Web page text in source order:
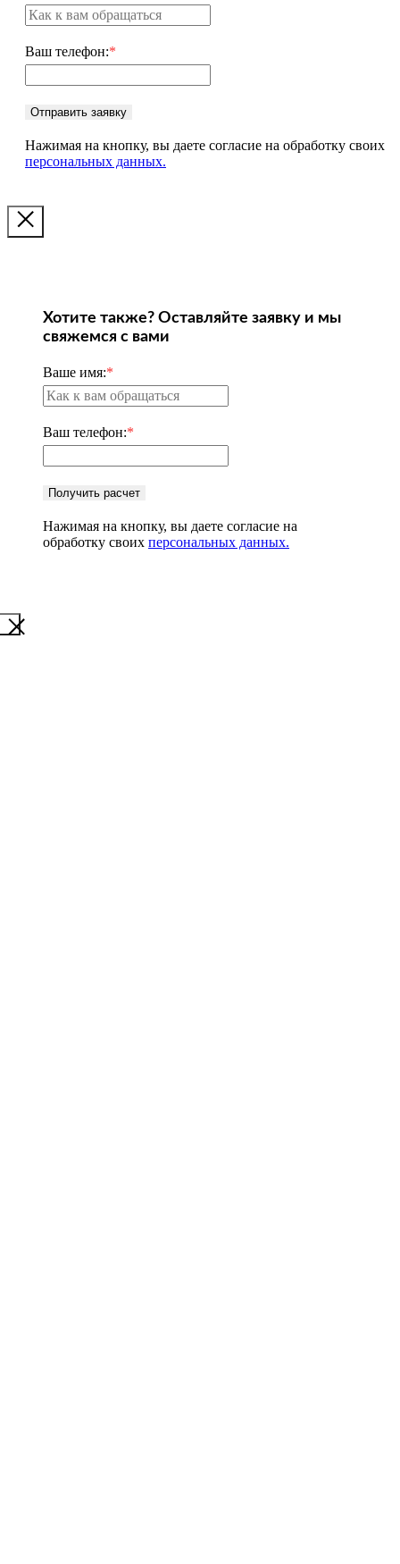
Ваш телефон:*
Отправить заявку
Нажимая на кнопку, вы даете согласие на обработку своих
персональных данных.
Хотите также? Оставляйте заявку и мы
свяжемся с вами
Ваше имя:*
Ваш телефон:*
Получить расчет
Нажимая на кнопку, вы даете согласие на
обработку своих персональных данных.